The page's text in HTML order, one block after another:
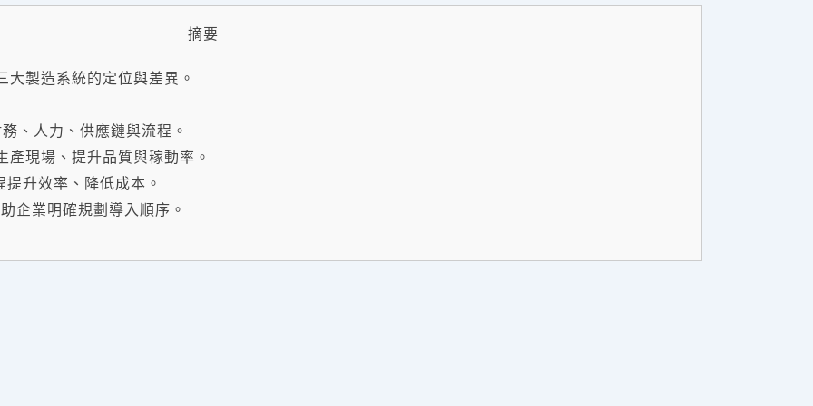
摘要
製造系統的定位與差異。
、人力、供應鏈與流程。
現場、提升品質與稼動率。
升效率、降低成本。
企業明確規劃導入順序。